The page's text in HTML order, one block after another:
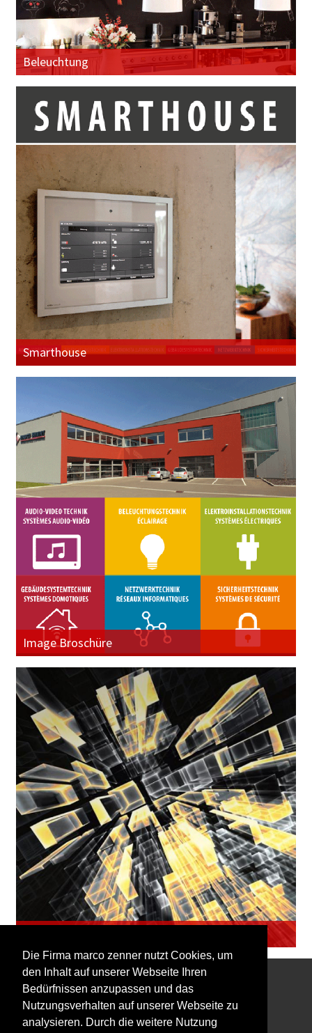
Die Firma marco zenner nutzt Cookies, um
den Inhalt auf unserer Webseite Ihren
Bedürfnissen anzupassen und das
Nutzungsverhalten auf unserer Webseite zu
analysieren. Durch die weitere Nutzung
Beleuchtung
Smarthouse
Image Broschüre
Interessiert an unserem Newsletter?